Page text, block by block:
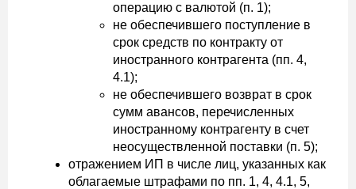
операцию с валютой (п. 1);
не обеспечившего поступление в
срок средств по контракту от
иностранного контрагента (пп. 4,
4.1);
не обеспечившего возврат в срок
сумм авансов, перечисленных
иностранному контрагенту в счет
неосуществленной поставки (п. 5);
отражением ИП в числе лиц, указанных как
облагаемые штрафами по пп. 1, 4, 4.1, 5,